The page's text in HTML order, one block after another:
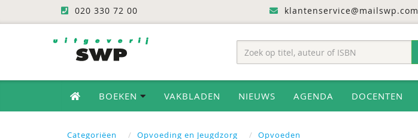
020 330 72 00 klantenservice@mailswp.com
BOEKEN VAKBLADEN NIEUWS AGENDA DOCENTEN
Categoriëen Opvoeding en Jeugdzorg Opvoeden